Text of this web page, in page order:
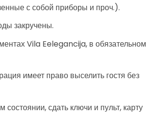
с собой приборы и проч.).
закручены.
Vila Eelegancija, в обязательном
имеет право выселить гостя без
сдать ключи и пульт, карту